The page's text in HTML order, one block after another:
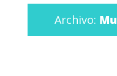
Archivo: